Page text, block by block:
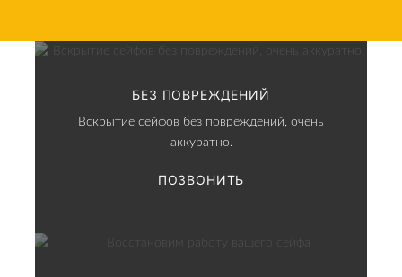
БЕЗ ПОВРЕЖДЕНИЙ
Вскрытие сейфов без повреждений, очень
аккуратно.
ПОЗВОНИТЬ